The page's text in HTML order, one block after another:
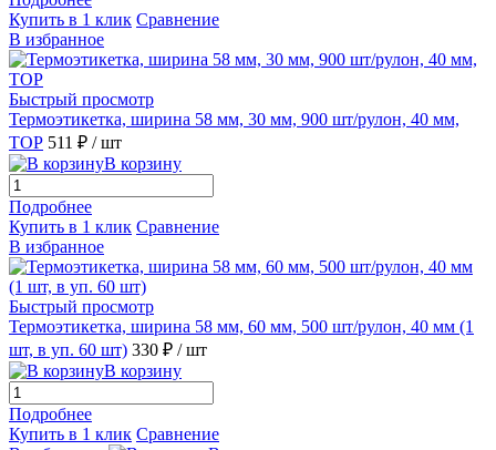
Купить в 1 клик Сравнение
В избранное
Быстрый просмотр
Термоэтикетка, ширина 58 мм, 30 мм, 900 шт/рулон, 40 мм,
ТОР 511 ₽ / шт
В корзину
Подробнее
Купить в 1 клик Сравнение
В избранное
Быстрый просмотр
Термоэтикетка, ширина 58 мм, 60 мм, 500 шт/рулон, 40 мм (1
шт, в уп. 60 шт) 330 ₽ / шт
В корзину
Подробнее
Купить в 1 клик Сравнение